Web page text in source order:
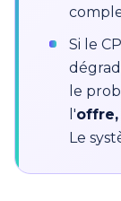
Si le
le
l'
Le